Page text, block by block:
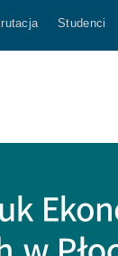
Studenci